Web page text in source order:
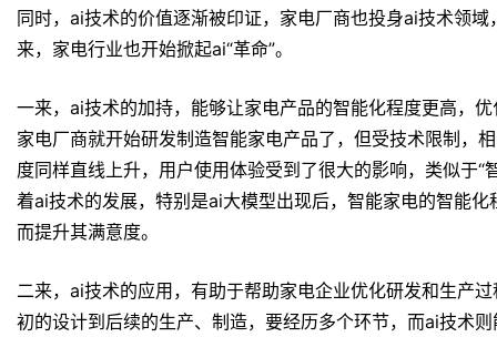
同时，ai技术的价值逐渐被印证，家电厂商也投身ai技术领
来，家电行业也开始掀起ai“革命”。
一来，ai技术的加持，能够让家电产品的智能化程度更高，
家电厂商就开始研发制造智能家电产品了，但受技术限制，
度同样直线上升，用户使用体验受到了很大的影响，类似于
着ai技术的发展，特别是ai大模型出现后，智能家电的智能
而提升其满意度。
二来，ai技术的应用，有助于帮助家电企业优化研发和生产
初的设计到后续的生产、制造，要经历多个环节，而ai技术